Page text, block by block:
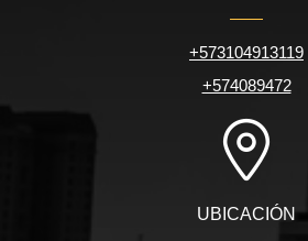
+573104913119
+574089472
UBICACIÓN